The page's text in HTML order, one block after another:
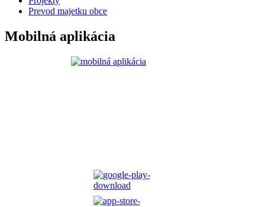
Prevod majetku obce
Mobilná aplikácia